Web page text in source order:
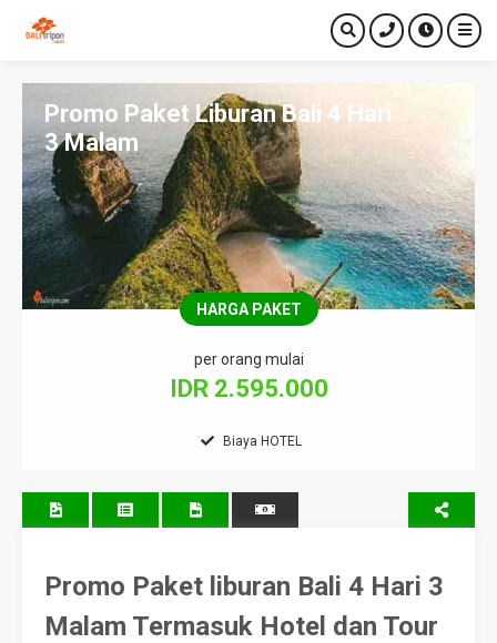
Promo Paket Liburan Bali 4 Hari
3 Malam
HARGA PAKET
per orang mulai
IDR 2.595.000
Biaya HOTEL
Promo Paket liburan Bali 4 Hari 3
Malam Termasuk Hotel dan Tour